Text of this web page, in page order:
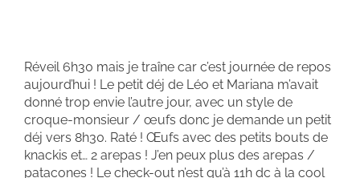
Réveil 6h30 mais je traîne car c’est journée de repos
aujourd’hui ! Le petit déj de Léo et Mariana m’avait
donné trop envie l’autre jour, avec un style de
croque-monsieur / œufs donc je demande un petit
déj vers 8h30. Raté ! Œufs avec des petits bouts de
knackis et… 2 arepas ! J’en peux plus des arepas /
patacones ! Le check-out n’est qu’à 11h dc à la cool